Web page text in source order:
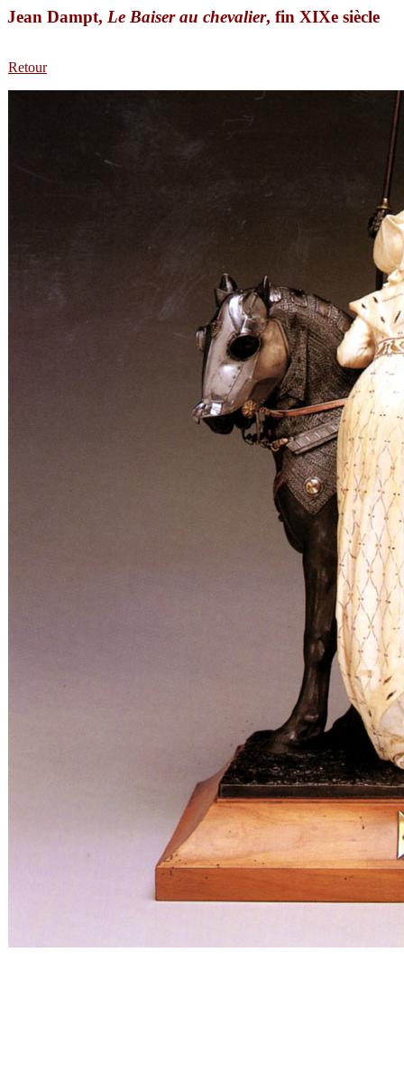
Jean Dampt, Le Baiser au chevalier, fin XIXe siècle
Retour